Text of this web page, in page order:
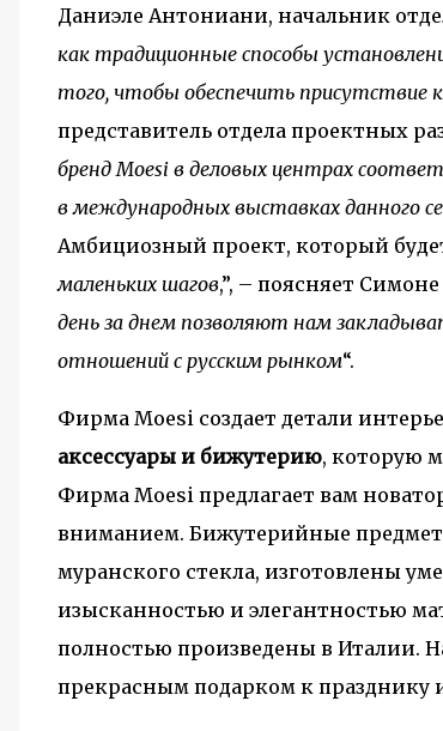
Даниэле Антониани, начальник
как традиционные способы
того, чтобы обеспечить присутствие
представитель отдела проектных
бренд Moesi в деловых центрах
в международных выставках данного
Амбициозный проект, который
маленьких шагов,”, – поясняет
день за днем позволяют нам
отношений с русским рынком“.
Фирма Moesi создает детали
аксессуары и бижутерию, которую
Фирма Moesi предлагает вам
вниманием. Бижутерийные
муранского стекла, изготовлены
изысканностью и элегантностью
полностью произведены в Италии.
прекрасным подарком к празднику